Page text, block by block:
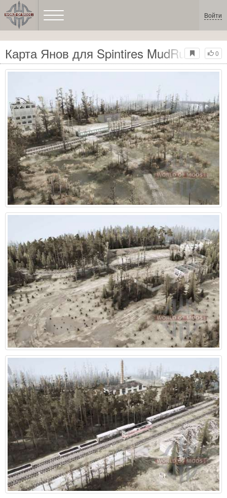
Войти
0
Карта Янов для Spintires MudRunner